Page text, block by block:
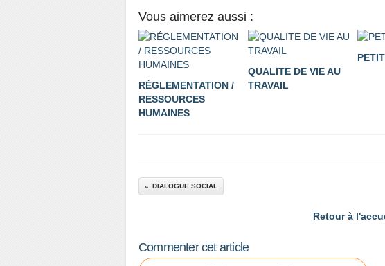
Vous aimerez aussi :
RÉGLEMENTATION /
RESSOURCES
HUMAINES
QUALITE DE VIE AU
TRAVAIL
DIALOGUE SOCIAL
Retour à
Commenter cet article